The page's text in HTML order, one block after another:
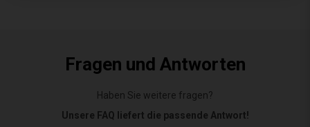
Fragen und Antworten
Haben Sie weitere fragen?
Unsere FAQ liefert die passende Antwort!